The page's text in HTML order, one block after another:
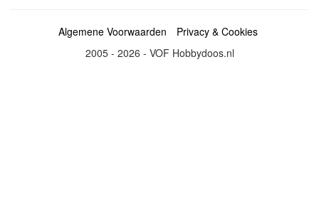
Algemene Voorwaarden
Privacy & Cookies
2005 - 2026 - VOF Hobbydoos.nl